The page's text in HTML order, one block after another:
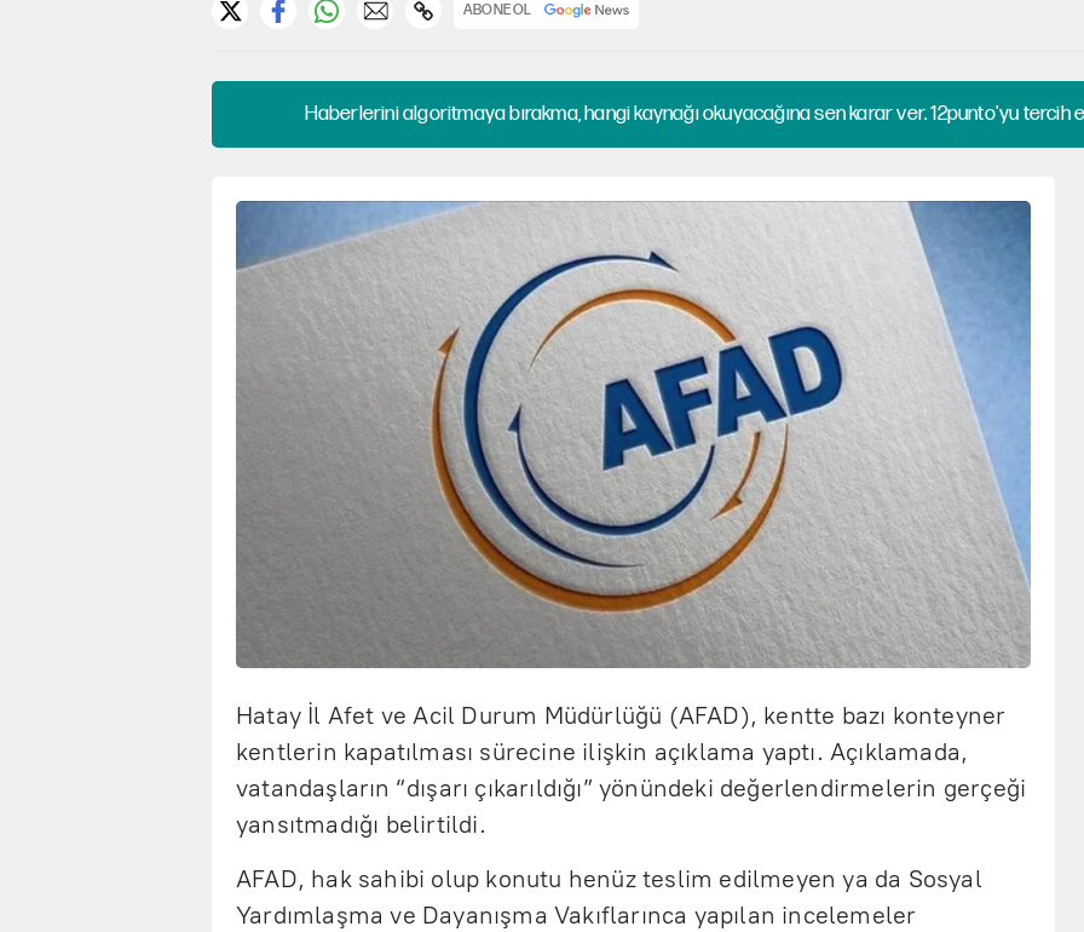
ABONE OL
Haberlerini algoritmaya bırakma, hangi kaynağı okuyacağına sen karar ver. 12punto'yu tercih
Hatay İl Afet ve Acil Durum Müdürlüğü (AFAD), kentte bazı konteyner
kentlerin kapatılması sürecine ilişkin açıklama yaptı. Açıklamada,
vatandaşların “dışarı çıkarıldığı” yönündeki değerlendirmelerin gerçeği
yansıtmadığı belirtildi.
AFAD, hak sahibi olup konutu henüz teslim edilmeyen ya da Sosyal
Yardımlaşma ve Dayanışma Vakıflarınca yapılan incelemeler